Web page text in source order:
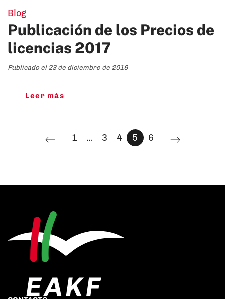
Blog
Publicación de los Precios de
licencias 2017
Publicado el 23 de diciembre de 2016
Leer más
1 … 3 4 5 6